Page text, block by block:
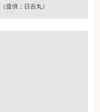
（提供：日吉丸）